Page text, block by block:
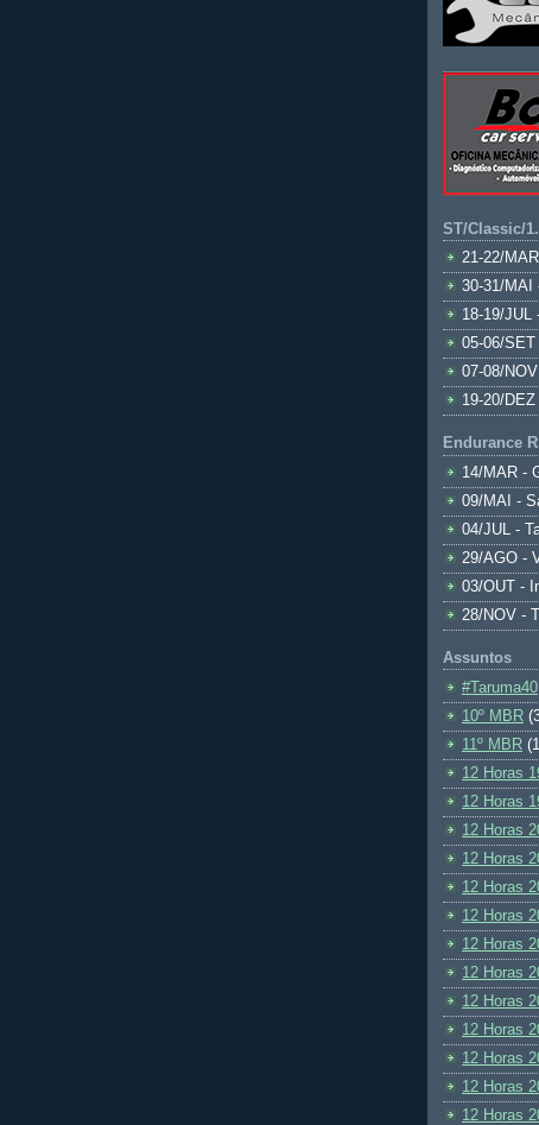
ST/Classic/
21-22/
30-31/MAI
18-19/JUL
05-06/
07-08/
19-20/
Endurance
14/MAR -
09/MAI -
04/JUL -
29/AGO -
03/OUT -
28/NOV -
Assuntos
#Taruma40
10º MBR
11º MBR
12 Horas
12 Horas
12 Horas
12 Horas
12 Horas
12 Horas
12 Horas
12 Horas
12 Horas
12 Horas
12 Horas
12 Horas
12 Horas